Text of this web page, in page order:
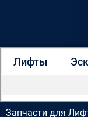
Лифты
Запчасти для